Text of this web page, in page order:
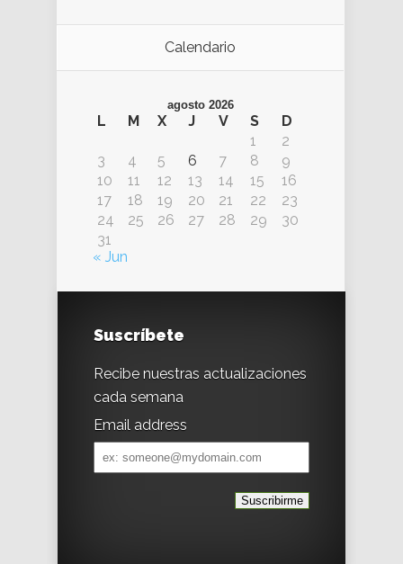
Calendario
agosto 2026
L M X J V S
D
1
2
3
4 5 6 7 8
9
10
11 12 13 14 15
16
17
18 19 20 21 22
23
24
25 26 27 28 29
30
31
« Jun
Suscríbete
Recibe nuestras actualizaciones
cada semana
Email address
Email
address